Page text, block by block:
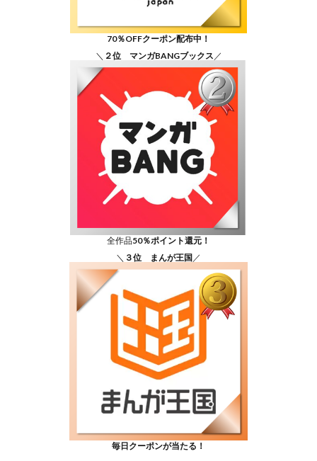
70％OFFクーポン配布中！
＼ ２位 マンガBANGブックス ／
全作品50％ポイント還元！
＼ ３位 まんが王国 ／
毎日クーポンが当たる！